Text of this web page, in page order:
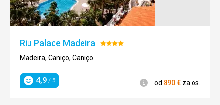
Riu Palace Madeira Hodnotenie:
Madeira, Caniço, Caniço
Hodnotenie
4,9 / 5 Informácie
od 890€ za os.